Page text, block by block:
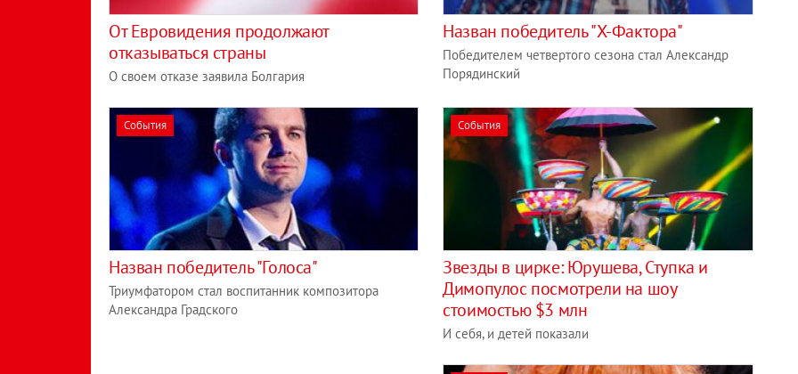
От Евровидения продолжают
отказываться страны
О своем отказе заявила Болгария
Назван победитель "Х-Фактора"
Победителем четвертого сезона стал Александр
Порядинский
События
Назван победитель "Голоса"
Триумфатором стал воспитанник композитора
Александра Градского
События
Звезды в цирке: Юрушева, Ступка и
Димопулос посмотрели на шоу
стоимостью $3 млн
И себя, и детей показали